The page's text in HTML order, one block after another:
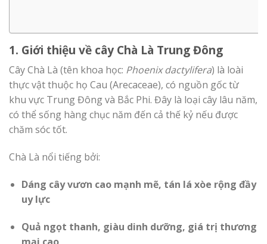
1. Giới thiệu về cây Chà Là Trung Đông
Cây Chà Là (tên khoa học: Phoenix dactylifera) là loài
thực vật thuộc họ Cau (Arecaceae), có nguồn gốc từ
khu vực Trung Đông và Bắc Phi. Đây là loại cây lâu năm,
có thể sống hàng chục năm đến cả thế kỷ nếu được
chăm sóc tốt.
Chà Là nổi tiếng bởi:
Dáng cây vươn cao mạnh mẽ, tán lá xòe rộng đầy
uy lực
Quả ngọt thanh, giàu dinh dưỡng, giá trị thương
mại cao